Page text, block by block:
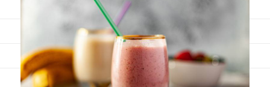
Poissons, coquillages, crustacés
Régime
Sans gluten
Sans lactose